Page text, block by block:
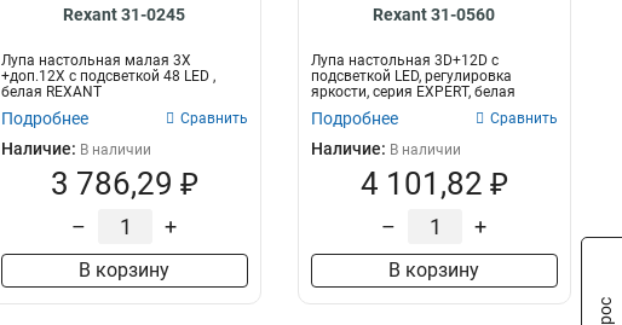
Rexant 31-0245
Лупа настольная малая 3Х
+доп.12Х с подсветкой 48 LED ,
белая REXANT
Подробнее Сравнить
Наличие: В наличии
3 786,29 ₽
– +
В корзину
Rexant 31-0560
Лупа настольная 3D+12D с
подсветкой LED, регулировка
яркости, серия EXPERT, белая
Подробнее Сравнить
Наличие: В наличии
4 101,82 ₽
– +
В корзину